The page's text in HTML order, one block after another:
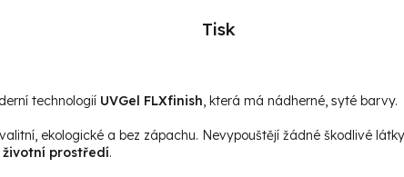
Tisk
technologií UVGel FLXfinish, která má nádherné, syté barvy.
ekologické a bez zápachu. Nevypouštějí žádné škodlivé
životní prostředí.